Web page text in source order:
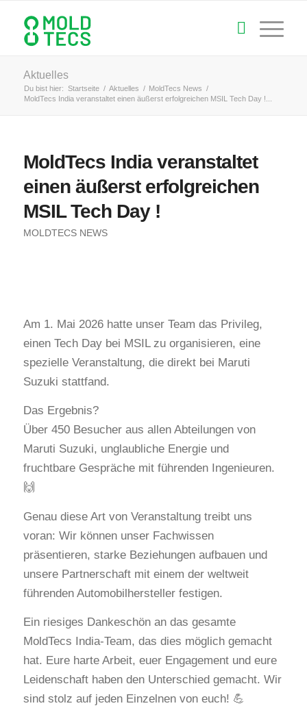
Aktuelles
Du bist hier: Startseite / Aktuelles / MoldTecs News /
MoldTecs India veranstaltet einen äußerst erfolgreichen MSIL Tech Day !...
MoldTecs India veranstaltet
einen äußerst erfolgreichen
MSIL Tech Day !
MOLDTECS NEWS
Am 1. Mai 2026 hatte unser Team das Privileg,
einen Tech Day bei MSIL zu organisieren, eine
spezielle Veranstaltung, die direkt bei Maruti
Suzuki stattfand.
Das Ergebnis?
Über 450 Besucher aus allen Abteilungen von
Maruti Suzuki, unglaubliche Energie und
fruchtbare Gespräche mit führenden Ingenieuren.
🙌
Genau diese Art von Veranstaltung treibt uns
voran: Wir können unser Fachwissen
präsentieren, starke Beziehungen aufbauen und
unsere Partnerschaft mit einem der weltweit
führenden Automobilhersteller festigen.
Ein riesiges Dankeschön an das gesamte
MoldTecs India-Team, das dies möglich gemacht
hat. Eure harte Arbeit, euer Engagement und eure
Leidenschaft haben den Unterschied gemacht. Wir
sind stolz auf jeden Einzelnen von euch! 💪